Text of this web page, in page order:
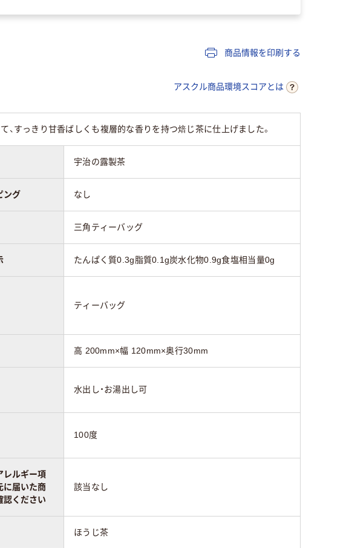
商品情報を印刷する
アスクル商品環境スコアとは
すっきり甘香ばしくも複層的な香りを持つ焙じ茶に仕上げました。
宇治の露製茶
ング なし
三角ティーバッグ
たんぱく質0.3g脂質0.1g炭水化物0.9g食塩相当量0g
ティーバッグ
高 200mm×幅 120mm×奥行30mm
水出し・お湯出し可
100度
レルギー項
届いた商
認ください
該当なし
ほうじ茶